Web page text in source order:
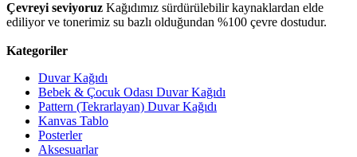
Çevreyi seviyoruz Kağıdımız sürdürülebilir kaynaklardan elde
ediliyor ve tonerimiz su bazlı olduğundan %100 çevre dostudur.
Kategoriler
Duvar Kağıdı
Bebek & Çocuk Odası Duvar Kağıdı
Pattern (Tekrarlayan) Duvar Kağıdı
Kanvas Tablo
Posterler
Aksesuarlar